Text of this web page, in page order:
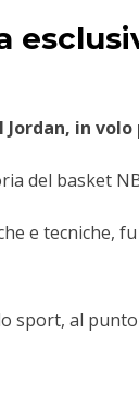
in
del basket
e tecniche,
sport, al